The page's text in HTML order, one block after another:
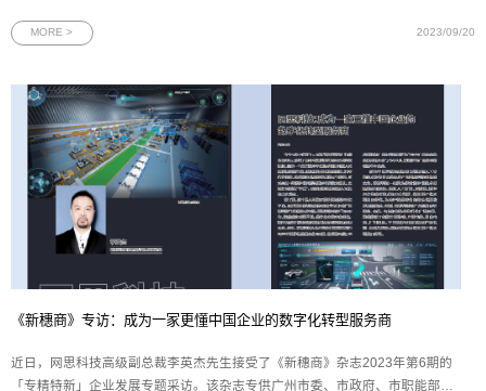
次应邀参与中国移动这场规格最高、覆盖面最广的年度盛会。届时，网思科技将
MORE > 2023/09/20
《新穗商》专访：成为一家更懂中国企业的数字化转型服务商
近日，网思科技高级副总裁李英杰先生接受了《新穗商》杂志2023年第6期的
「专精特新」企业发展专题采访。该杂志专供广州市委、市政府、市职能部门